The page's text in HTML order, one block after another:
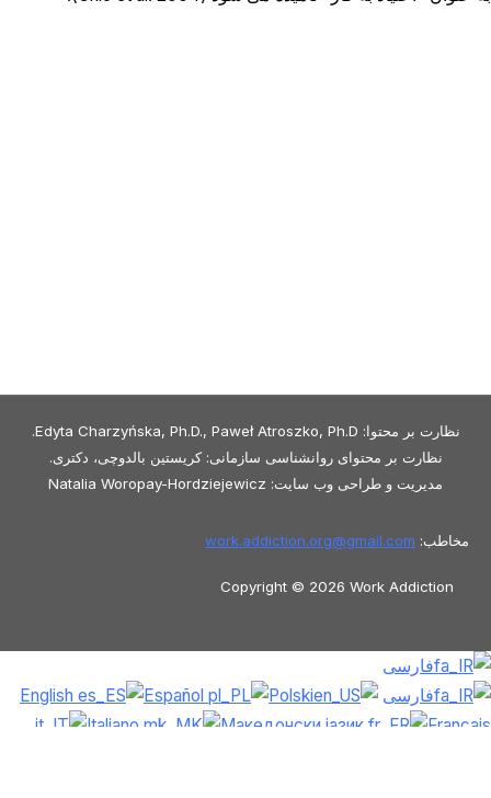
نظارت بر محتوا: Edyta Charzyńska, Ph.D., Paweł Atroszko, Ph.D.
نظارت بر محتوای روانشناسی سازمانی: کریستین بالدوچی، دکتری.
مدیریت و طراحی وب سایت: Natalia Woropay-Hordziejewicz
مخاطب: work.addiction.org@gmail.com
Copyright © 2026 Work Addiction
فارسی
فارسی
English Español
Polski
Italiano
Македонски јазик
Français